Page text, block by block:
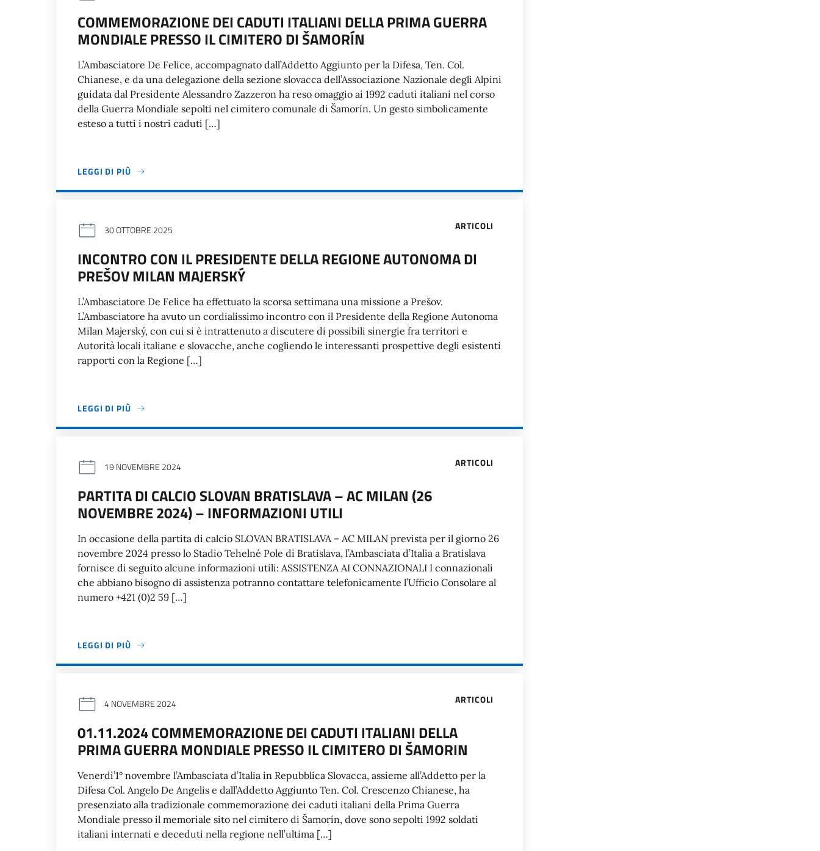
COMMEMORAZIONE DEI CADUTI ITALIANI DELLA PRIMA GUERRA
MONDIALE PRESSO IL CIMITERO DI ŠAMORÍN
L’Ambasciatore De Felice, accompagnato dall’Addetto Aggiunto per la Difesa, Ten. Col.
Chianese, e da una delegazione della sezione slovacca dell’Associazione Nazionale degli Alpini
guidata dal Presidente Alessandro Zazzeron ha reso omaggio ai 1992 caduti italiani nel corso
della Guerra Mondiale sepolti nel cimitero comunale di Šamorín. Un gesto simbolicamente
esteso a tutti i nostri caduti […]
LEGGI DI PIÙ
ARTICOLI
30 OTTOBRE 2025
INCONTRO CON IL PRESIDENTE DELLA REGIONE AUTONOMA DI
PREŠOV MILAN MAJERSKÝ
L’Ambasciatore De Felice ha effettuato la scorsa settimana una missione a Prešov.
L’Ambasciatore ha avuto un cordialissimo incontro con il Presidente della Regione Autonoma
Milan Majerský, con cui si è intrattenuto a discutere di possibili sinergie fra territori e
Autorità locali italiane e slovacche, anche cogliendo le interessanti prospettive degli esistenti
rapporti con la Regione […]
LEGGI DI PIÙ
ARTICOLI
19 NOVEMBRE 2024
PARTITA DI CALCIO SLOVAN BRATISLAVA – AC MILAN (26
NOVEMBRE 2024) – INFORMAZIONI UTILI
In occasione della partita di calcio SLOVAN BRATISLAVA – AC MILAN prevista per il giorno 26
novembre 2024 presso lo Stadio Tehelné Pole di Bratislava, l’Ambasciata d’Italia a Bratislava
fornisce di seguito alcune informazioni utili: ASSISTENZA AI CONNAZIONALI I connazionali
che abbiano bisogno di assistenza potranno contattare telefonicamente l’Ufficio Consolare al
numero +421 (0)2 59 […]
LEGGI DI PIÙ
ARTICOLI
4 NOVEMBRE 2024
01.11.2024 COMMEMORAZIONE DEI CADUTI ITALIANI DELLA
PRIMA GUERRA MONDIALE PRESSO IL CIMITERO DI ŠAMORIN
Venerdì’1° novembre l’Ambasciata d’Italia in Repubblica Slovacca, assieme all’Addetto per la
Difesa Col. Angelo De Angelis e dall’Addetto Aggiunto Ten. Col. Crescenzo Chianese, ha
presenziato alla tradizionale commemorazione dei caduti italiani della Prima Guerra
Mondiale presso il memoriale sito nel cimitero di Šamorín, dove sono sepolti 1992 soldati
italiani internati e deceduti nella regione nell’ultima […]